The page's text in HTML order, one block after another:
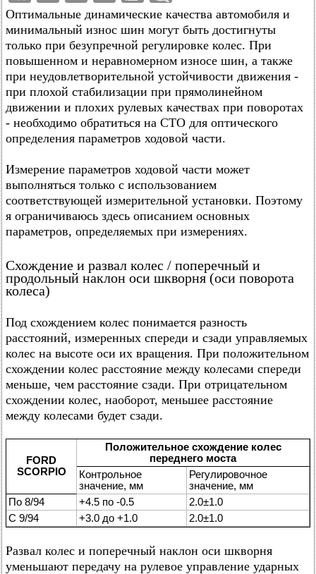
Оптимальные динамические качества автомобиля и
минимальный износ шин могут быть достигнуты
только при безупречной регулировке колес. При
повышенном и неравномерном износе шин, а также
при неудовлетворительной устойчивости движения -
при плохой стабилизации при прямолинейном
движении и плохих рулевых качествах при поворотах
- необходимо обратиться на СТО для оптического
определения параметров ходовой части.
Измерение параметров ходовой части может
выполняться только с использованием
соответствующей измерительной установки. Поэтому
я ограничиваюсь здесь описанием основных
параметров, определяемых при измерениях.
Схождение и развал колес / поперечный и
продольный наклон оси шкворня (оси поворота
колеса)
Под схождением колес понимается разность
расстояний, измеренных спереди и сзади управляемых
колес на высоте оси их вращения. При положительном
схождении колес расстояние между колесами спереди
меньше, чем расстояние сзади. При отрицательном
схождении колес, наоборот, меньшее расстояние
между колесами будет сзади.
FORD
SCORPIO
Положительное схождение колес
переднего моста
Контрольное
значение, мм
Регулировочное
значение, мм
По 8/94
+4.5 по -0.5
2.0±1.0
С 9/94
+3.0 до +1.0 2.0±1.0
Развал колес и поперечный наклон оси шкворня
уменьшают передачу на рулевое управление ударных